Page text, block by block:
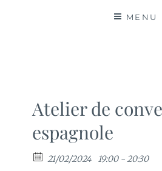
MENU
Atelier de
espagnole
21/02/2024 19:00 - 20:30